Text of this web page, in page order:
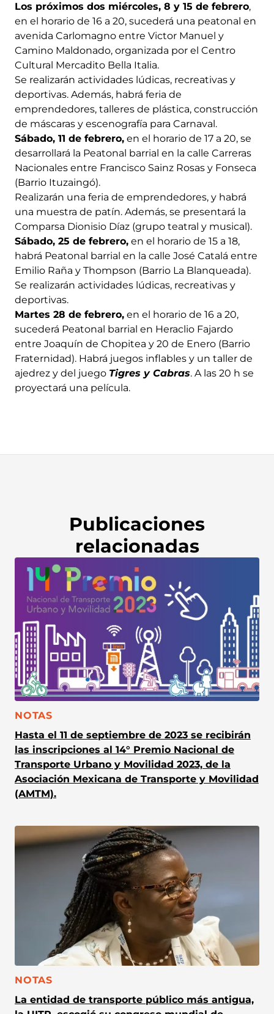
Los próximos dos miércoles, 8 y 15 de febrero,
en el horario de 16 a 20, sucederá una peatonal en
avenida Carlomagno entre Victor Manuel y
Camino Maldonado, organizada por el Centro
Cultural Mercadito Bella Italia.
Se realizarán actividades lúdicas, recreativas y
deportivas. Además, habrá feria de
emprendedores, talleres de plástica, construcción
de máscaras y escenografía para Carnaval.
Sábado, 11 de febrero, en el horario de 17 a 20, se
desarrollará la Peatonal barrial en la calle Carreras
Nacionales entre Francisco Sainz Rosas y Fonseca
(Barrio Ituzaingó).
Realizarán una feria de emprendedores, y habrá
una muestra de patín. Además, se presentará la
Comparsa Dionisio Díaz (grupo teatral y musical).
Sábado, 25 de febrero, en el horario de 15 a 18,
habrá Peatonal barrial en la calle José Catalá entre
Emilio Raña y Thompson (Barrio La Blanqueada).
Se realizarán actividades lúdicas, recreativas y
deportivas.
Martes 28 de febrero, en el horario de 16 a 20,
sucederá Peatonal barrial en Heraclio Fajardo
entre Joaquín de Chopitea y 20 de Enero (Barrio
Fraternidad). Habrá juegos inflables y un taller de
ajedrez y del juego Tigres y Cabras. A las 20 h se
proyectará una película.
Publicaciones
relacionadas
CATEGORÍA:
NOTAS
Hasta el 11 de septiembre de 2023 se recibirán
las inscripciones al 14° Premio Nacional de
Transporte Urbano y Movilidad 2023, de la
Asociación Mexicana de Transporte y Movilidad
(AMTM).
CATEGORÍA:
NOTAS
La entidad de transporte público más antigua,